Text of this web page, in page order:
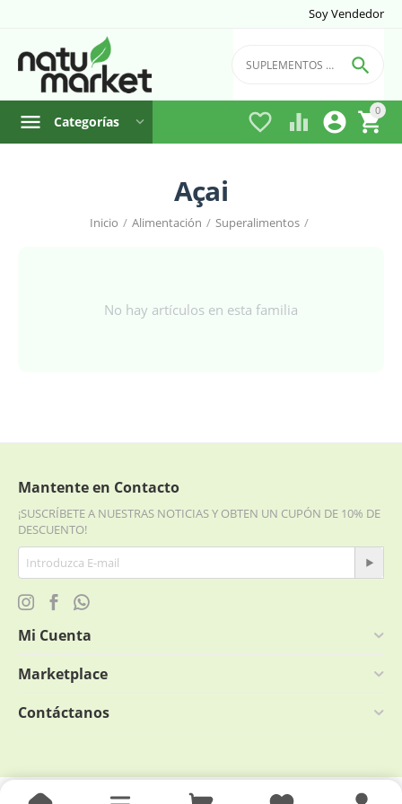
Soy Vendedor
0


 

Categorías
Açai
Inicio / Alimentación / Superalimentos /
No hay artículos en esta familia
Mantente en Contacto
¡SUSCRÍBETE A NUESTRAS NOTICIAS Y OBTEN UN CUPÓN DE 10% DE
DESCUENTO!
Mi Cuenta
Marketplace
Contáctanos